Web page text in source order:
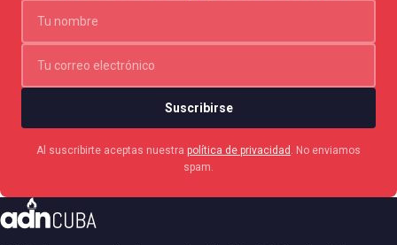
Suscribirse
Al suscribirte aceptas nuestra política de privacidad
. No enviamos
spam.